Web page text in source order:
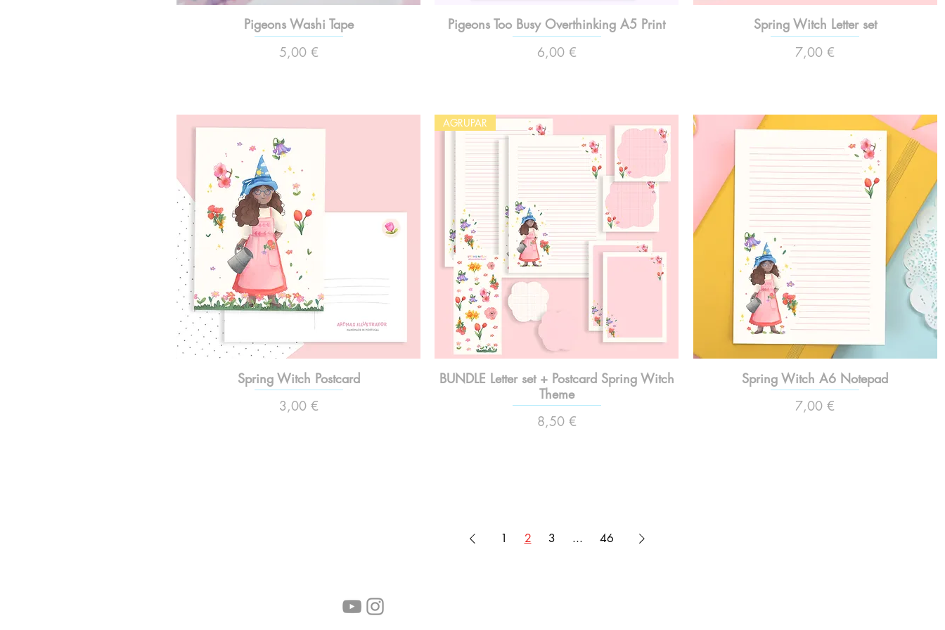
Pigeons Washi Tape
Preço
5,00 €
Pigeons Too Busy Overthinking A5 Print
Preço
6,00 €
Spring Witch Letter set
Preço
7,00 €
Spring Witch Postcard
Preço
3,00 €
AGRUPAR
BUNDLE Letter set + Postcard Spring Witch
Theme
Preço
8,50 €
Spring Witch A6 Notepad
Preço
7,00 €
1 2 3 ... 46